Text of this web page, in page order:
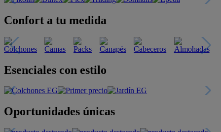
Confort a tu medida
Esenciales con estilo
Oportunidades únicas